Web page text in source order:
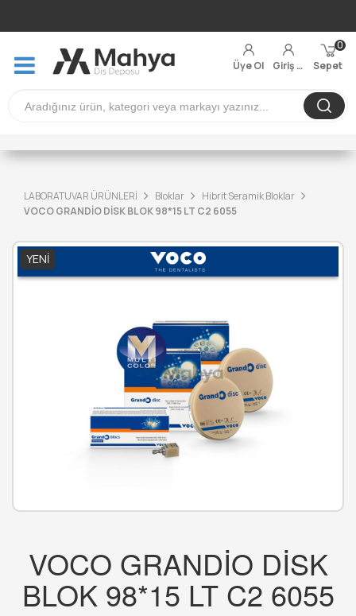
Üye Ol Giriş Yap Sepet
0
LABORATUVAR ÜRÜNLERİ Bloklar
Hibrit Seramik Bloklar
VOCO GRANDİO DİSK BLOK 98*15 LT C2 6055
YENI
VOCO GRANDİO DİSK
BLOK 98*15 LT C2 6055